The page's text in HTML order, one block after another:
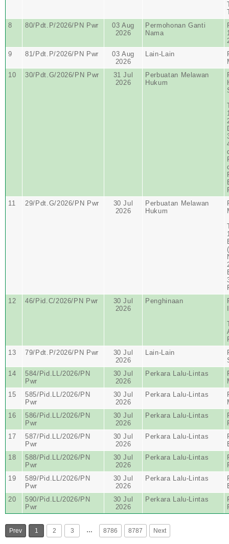
8
80/Pdt.P/2026/PN Pwr
03 Aug
2026
Permohonan Ganti
Nama
9
81/Pdt.P/2026/PN Pwr
03 Aug
2026
Lain-Lain
10
30/Pdt.G/2026/PN Pwr
31 Jul
2026
Perbuatan Melawan
Hukum
11
29/Pdt.G/2026/PN Pwr
30 Jul
2026
Perbuatan Melawan
Hukum
12
46/Pid.C/2026/PN Pwr
30 Jul
2026
Penghinaan
13
79/Pdt.P/2026/PN Pwr
30 Jul
2026
Lain-Lain
14
584/Pid.LL/2026/PN
Pwr
30 Jul
2026
Perkara Lalu-Lintas
15
585/Pid.LL/2026/PN
Pwr
30 Jul
2026
Perkara Lalu-Lintas
16
586/Pid.LL/2026/PN
Pwr
30 Jul
2026
Perkara Lalu-Lintas
17
587/Pid.LL/2026/PN
Pwr
30 Jul
2026
Perkara Lalu-Lintas
18
588/Pid.LL/2026/PN
Pwr
30 Jul
2026
Perkara Lalu-Lintas
19
589/Pid.LL/2026/PN
Pwr
30 Jul
2026
Perkara Lalu-Lintas
20
590/Pid.LL/2026/PN
Pwr
30 Jul
2026
Perkara Lalu-Lintas
Prev 1 2 3 … 8786 8787 Next